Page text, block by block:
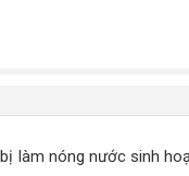
làm nóng nước sinh